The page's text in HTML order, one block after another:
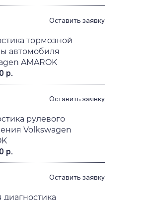
Оставить заявку
тормозной
автомобиля
AMAROK
р.
Оставить заявку
рулевого
Volkswagen
р.
Оставить заявку
диагностика